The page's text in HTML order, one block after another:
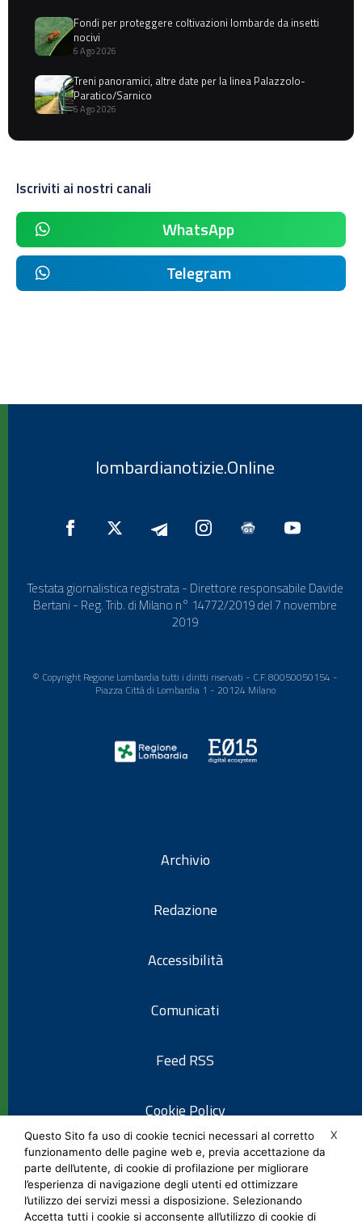
Fondi per proteggere coltivazioni lombarde da insetti
nocivi
6 Ago 2026
Treni panoramici, altre date per la linea Palazzolo-
Paratico/Sarnico
6 Ago 2026
Iscriviti ai nostri canali
WhatsApp
Telegram
lombardianotizie.Online
Testata giornalistica registrata - Direttore responsabile Davide
Bertani - Reg. Trib. di Milano n° 14772/2019 del 7 novembre
2019
© Copyright Regione Lombardia tutti i diritti riservati - C.F. 80050050154 -
Piazza Città di Lombardia 1 - 20124 Milano
Archivio
Redazione
Accessibilità
Comunicati
Feed RSS
Cookie Policy
Informativa privacy
Note legali
X
Questo Sito fa uso di cookie tecnici necessari al corretto
funzionamento delle pagine web e, previa accettazione da
parte dell’utente, di cookie di profilazione per migliorare
l’esperienza di navigazione degli utenti ed ottimizzare
l’utilizzo dei servizi messi a disposizione. Selezionando
Accetta tutti i cookie si acconsente all’utilizzo di cookie di